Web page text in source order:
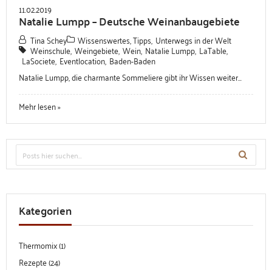
11.02.2019
Natalie Lumpp – Deutsche Weinanbaugebiete
Tina Schey Wissenswertes, Tipps, Unterwegs in der Welt
Weinschule, Weingebiete, Wein, Natalie Lumpp, LaTable,
LaSociete, Eventlocation, Baden-Baden
Natalie Lumpp, die charmante Sommeliere gibt ihr Wissen weiter...
Mehr lesen »
Kategorien
Thermomix (1)
Rezepte (24)